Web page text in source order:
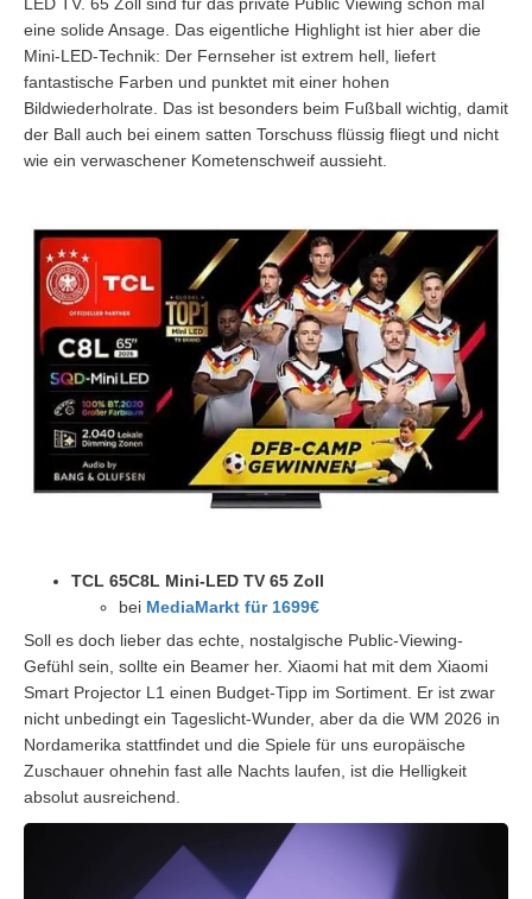
eine solide Ansage. Das eigentliche Highlight ist hier aber die
Mini-LED-Technik: Der Fernseher ist extrem hell, liefert
fantastische Farben und punktet mit einer hohen
Bildwiederholrate. Das ist besonders beim Fußball wichtig, damit
der Ball auch bei einem satten Torschuss flüssig fliegt und nicht
wie ein verwaschener Kometenschweif aussieht.
TCL 65C8L Mini-LED TV 65 Zoll
bei MediaMarkt für 1699€
Soll es doch lieber das echte, nostalgische Public-Viewing-
Gefühl sein, sollte ein Beamer her. Xiaomi hat mit dem Xiaomi
Smart Projector L1 einen Budget-Tipp im Sortiment. Er ist zwar
nicht unbedingt ein Tageslicht-Wunder, aber da die WM 2026 in
Nordamerika stattfindet und die Spiele für uns europäische
Zuschauer ohnehin fast alle Nachts laufen, ist die Helligkeit
absolut ausreichend.